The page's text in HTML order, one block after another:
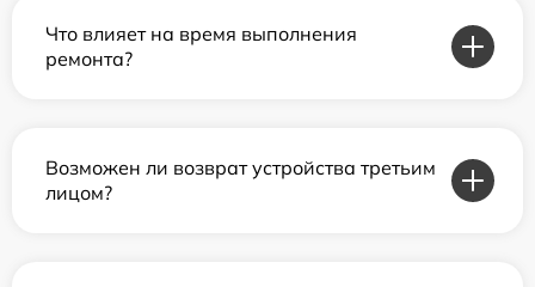
Что влияет на время выполнения
ремонта?
Возможен ли возврат устройства третьим
лицом?